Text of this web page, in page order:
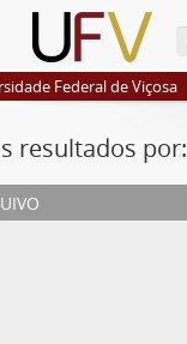
Federal de Viçosa
resultados por: